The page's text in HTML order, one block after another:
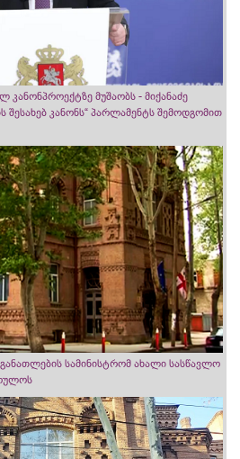
კანონპროექტზე მუშაობს - მიქანაძე
შესახებ კანონს“ პარლამენტს შემოდგომით
სამინისტრომ ახალი სასწავლო